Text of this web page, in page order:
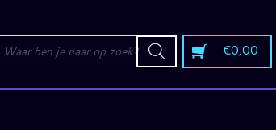
zoeken €0,00